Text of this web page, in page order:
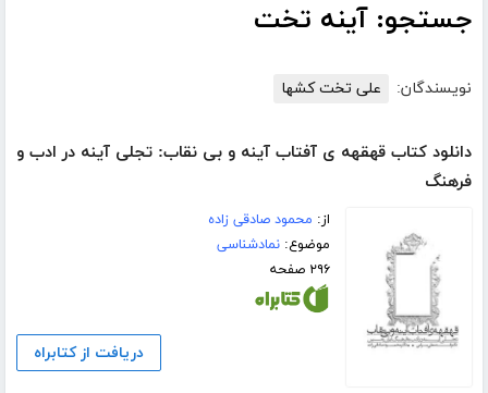
جستجو: آینه تخت
نویسندگان: علی تخت کشها
دانلود کتاب قهقهه ی آفتاب آینه و بی نقاب: تجلی آینه در ادب و
فرهنگ
از: محمود صادقی زاده
موضوع:نمادشناسی
۲۹۶ صفحه
دریافت از کتابراه